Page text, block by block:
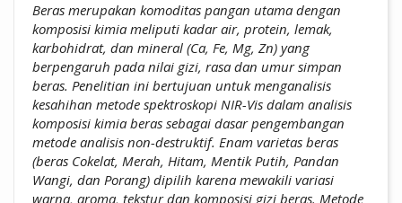
Beras merupakan komoditas pangan utama dengan
komposisi kimia meliputi kadar air, protein, lemak,
karbohidrat, dan mineral (Ca, Fe, Mg, Zn) yang
berpengaruh pada nilai gizi, rasa dan umur simpan
beras. Penelitian ini bertujuan untuk menganalisis
kesahihan metode spektroskopi NIR-Vis dalam analisis
komposisi kimia beras sebagai dasar pengembangan
metode analisis non-destruktif. Enam varietas beras
(beras Cokelat, Merah, Hitam, Mentik Putih, Pandan
Wangi, dan Porang) dipilih karena mewakili variasi
warna, aroma, tekstur dan komposisi gizi beras. Metode